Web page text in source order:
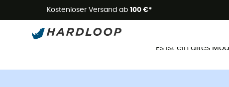
Kostenloser Versand ab 100 €*
Es ist ein altes